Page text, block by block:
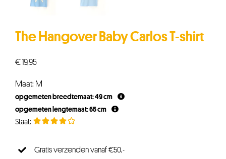
The Hangover Baby Carlos T-shirt
€19,95
Maat: M
opgemeten breedtemaat: 49 cm
opgemeten lengtemaat: 65 cm
Gratis verzenden vanaf €50,-